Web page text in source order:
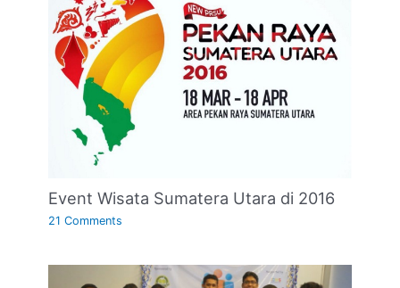
Event Wisata Sumatera Utara di 2016
21 Comments